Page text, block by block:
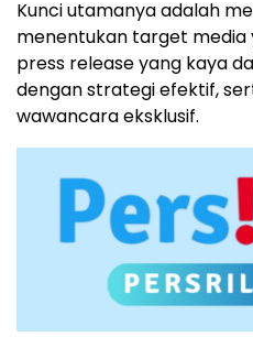
Kunci utamanya adalah
menentukan target media
press release yang kaya
dengan strategi efektif,
wawancara eksklusif.